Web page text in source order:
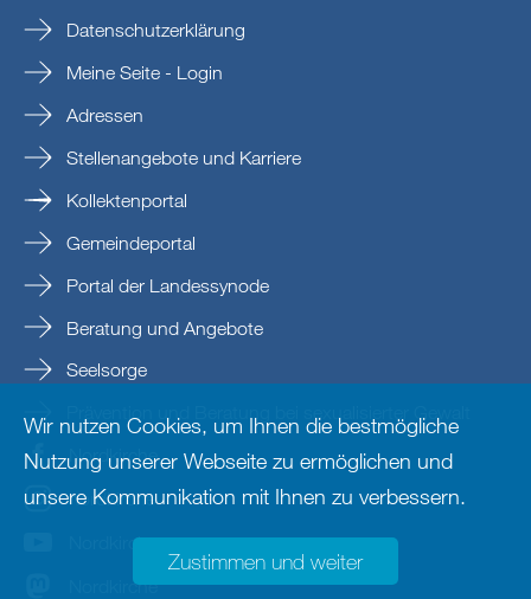
Datenschutzerklärung
Meine Seite - Login
Adressen
Stellenangebote und Karriere
Kollektenportal
Gemeindeportal
Portal der Landessynode
Beratung und Angebote
Seelsorge
Nordkirche
nordkirche
Nordkirche
Nordkirche
Wir nutzen Cookies, um Ihnen die bestmögliche
Nutzung unserer Webseite zu ermöglichen und
unsere Kommunikation mit Ihnen zu verbessern.
Zustimmen und weiter